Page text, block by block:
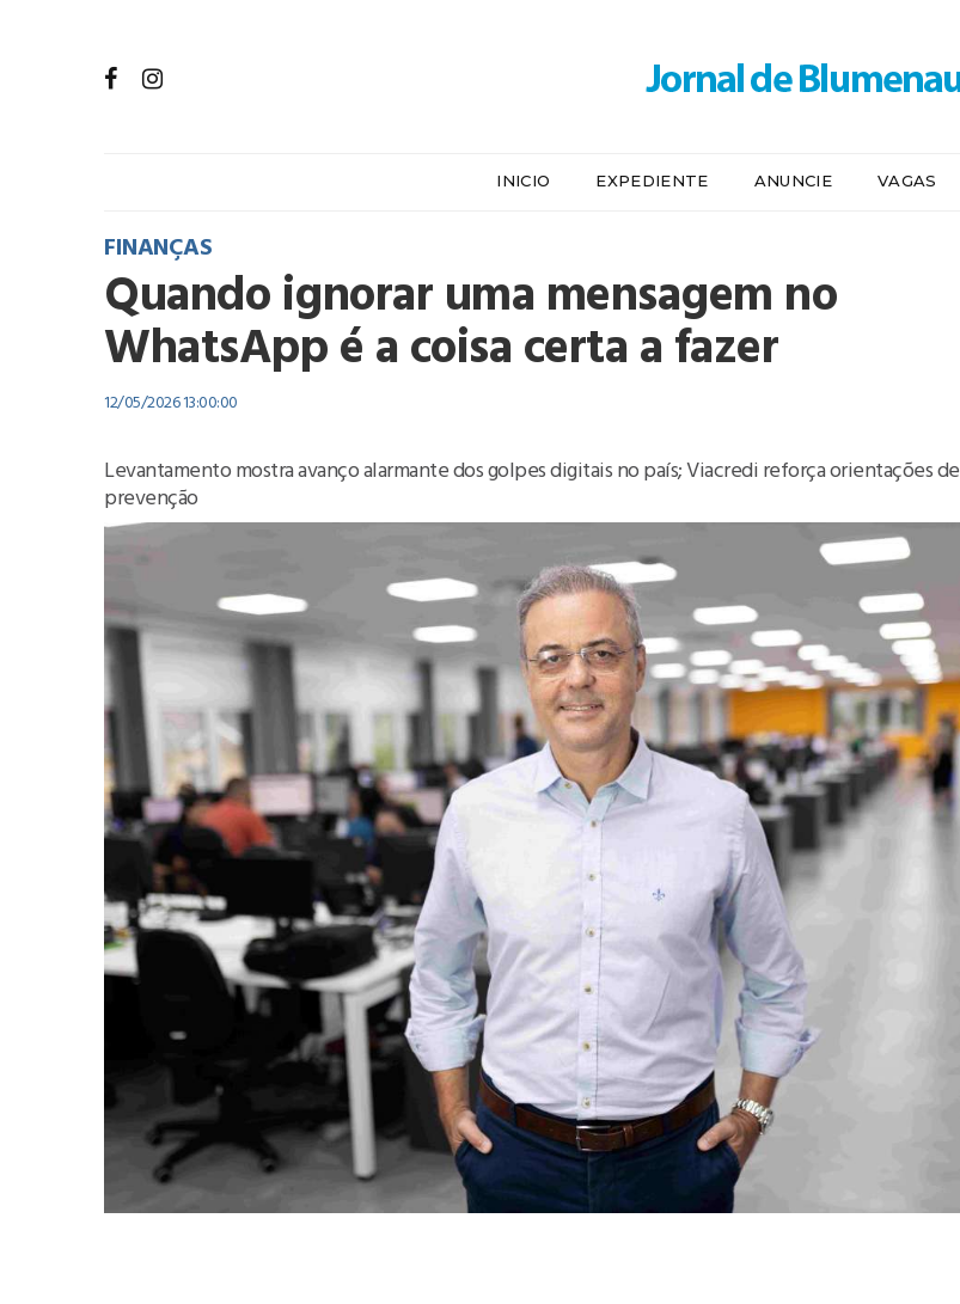
INICIO EXPEDIENTE ANUNCIE VAGAS
FINANÇAS
Quando ignorar uma mensagem no
WhatsApp é a coisa certa a fazer
12/05/2026 13:00:00
Levantamento mostra avanço alarmante dos golpes digitais no país; Viacredi reforça orientações de
prevenção